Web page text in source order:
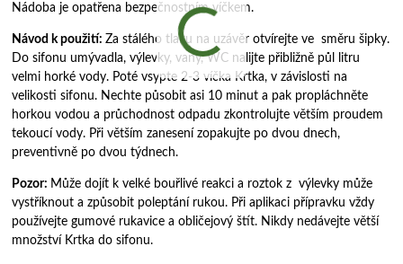
Nádoba je opatřena bezpečnostním víčkem.
Návod k použití:Za stálého tlaku na uzávěr otvírejte ve směru šipky.
Do sifonu umývadla, výlevky, vany, WC nalijte přibližně půl litru
velmi horké vody. Poté vsypte 2-3 víčka Krtka, v závislosti na
velikosti sifonu. Nechte působit asi 10 minut a pak propláchněte
horkou vodou a průchodnost odpadu zkontrolujte větším proudem
tekoucí vody. Při větším zanesení zopakujte po dvou dnech,
preventivně po dvou týdnech.
Pozor: Může dojít k velké bouřlivé reakci a roztok z výlevky může
vystříknout a způsobit poleptání rukou. Při aplikaci přípravku vždy
používejte gumové rukavice a obličejový štít. Nikdy nedávejte větší
množství Krtka do sifonu.